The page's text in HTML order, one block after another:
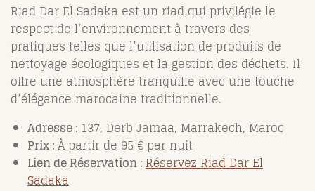
Riad Dar El Sadaka est un riad qui privilégie le
respect de l’environnement à travers des
pratiques telles que l’utilisation de produits de
nettoyage écologiques et la gestion des déchets. Il
offre une atmosphère tranquille avec une touche
d’élégance marocaine traditionnelle.
Adresse : 137, Derb Jamaa, Marrakech, Maroc
Prix :À partir de 95 € par nuit
Lien de Réservation :Réservez Riad Dar El
Sadaka